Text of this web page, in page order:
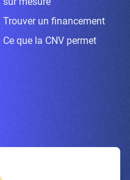
Trouver un financement
Ce que la CNV permet